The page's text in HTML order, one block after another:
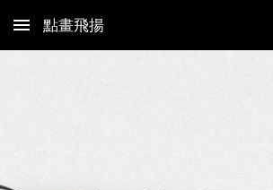
Skip to main content
點畫飛揚